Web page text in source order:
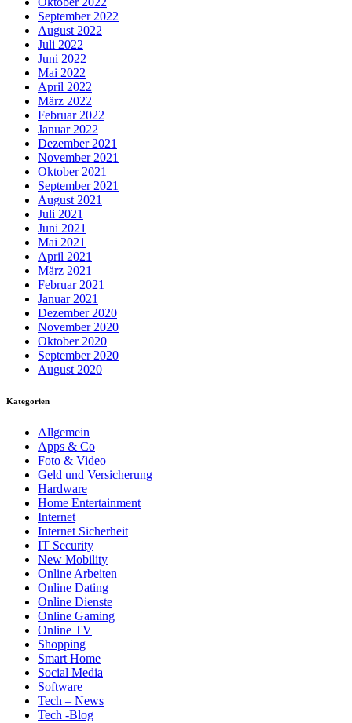
September 2022
August 2022
Juli 2022
Juni 2022
Mai 2022
April 2022
März 2022
Februar 2022
Januar 2022
Dezember 2021
November 2021
Oktober 2021
September 2021
August 2021
Juli 2021
Juni 2021
Mai 2021
April 2021
März 2021
Februar 2021
Januar 2021
Dezember 2020
November 2020
Oktober 2020
September 2020
August 2020
Kategorien
Allgemein
Apps & Co
Foto & Video
Geld und Versicherung
Hardware
Home Entertainment
Internet
Internet Sicherheit
IT Security
New Mobility
Online Arbeiten
Online Dating
Online Dienste
Online Gaming
Online TV
Shopping
Smart Home
Social Media
Software
Tech – News
Tech -Blog